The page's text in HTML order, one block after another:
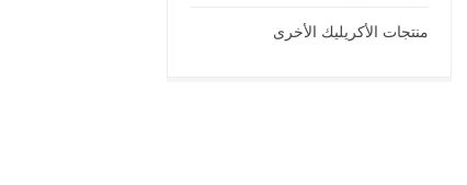
منتجات الأكريليك الأخرى